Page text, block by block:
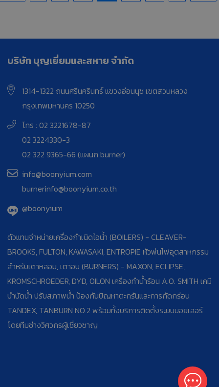
บริษัท บุญเยี่ยมและสหาย จำกัด
1314-1322 ถนนศรีนครินทร์ แขวงอ่อนนุช เขตสวนหลวง
กรุงเทพมหานคร 10250
โทร : 02 3221678-87
02 3224330-3
02 322 9365-66 (แผนก burner)
info@boonyium.com
burnerinfo@boonyium.co.th
@boonyium
ตัวแทนจำหน่ายเครื่องกำเนิดไอน้ำ (BOILERS) - CLEAVER-
BROOKS, FULTON, KAWASAKI, ENTROPIE หัวพ่นไฟอุตสาหกรรม
สำหรับเตาหลอม, เตาอบ (BURNERS) - MAXON, ECLIPSE,
KROMSCHROEDER, DYD, OILON เครื่องทำน้ำร้อน A.O. SMITH เคมี
บำบัดน้ำ ปรับสภาพน้ำ ป้องกันปัญหาตะกรันและการกัดกร่อน
TANDEX, TANBURN NO.2 พร้อมทั้งบริการติดตั้งระบบบอยเลอร์
โดยทีมช่างวิศวกรผู้เชี่ยวชาญ